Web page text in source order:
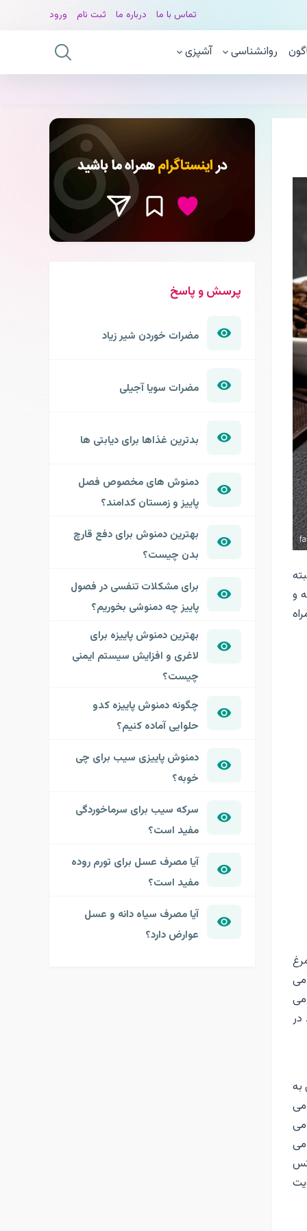
تماس با ما درباره ما ثبت نام ورود
روانشناسی آشپزی
و
می
می
در
می
می
می
پرسش و پاسخ
مضرات خوردن شیر زیاد
مضرات سویا آجیلی
بدترین غذاها برای دیابتی ها
دمنوش های مخصوص فصل
پاییز و زمستان کدامند؟
بهترین دمنوش برای دفع قارچ
بدن چیست؟
برای مشکلات تنفسی در فصول
پاییز چه دمنوشی بخوریم؟
بهترین دمنوش پاییزه برای
لاغری و افزایش سیستم ایمنی
چیست؟
چگونه دمنوش پاییزه کدو
حلوایی آماده کنیم؟
دمنوش پاییزی سیب برای چی
خوبه؟
سرکه سیب برای سرماخوردگی
مفید است؟
آیا مصرف عسل برای تورم روده
مفید است؟
آیا مصرف سیاه دانه و عسل
عوارض دارد؟